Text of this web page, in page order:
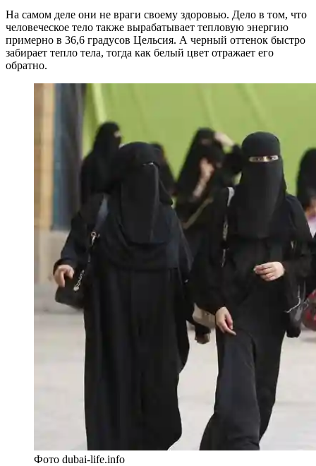
На самом деле они не враги своему здоровью. Дело в том, что
человеческое тело также вырабатывает тепловую энергию
примерно в 36,6 градусов Цельсия. А черный оттенок быстро
забирает тепло тела, тогда как белый цвет отражает его
обратно.
Фото dubai-life.info